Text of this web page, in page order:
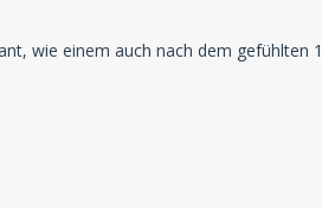
wie einem auch nach dem